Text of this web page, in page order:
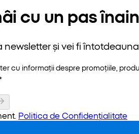
cu un pas
și vei fi
cu informații despre promoțiile,
Politica de Confidențialitate